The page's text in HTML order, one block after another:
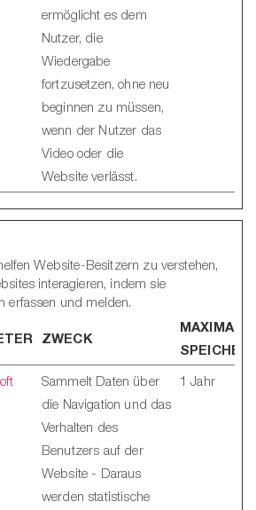
ermöglicht es dem
Nutzer, die
Wiedergabe
fortzusetzen, ohne neu
beginnen zu müssen,
wenn der Nutzer das
Video oder die
Website verlässt.
Website-Besitzern zu verstehen,
interagieren, indem sie
erfassen und melden.
ZWECK
MAXIMALE
Sammelt Daten über
die Navigation und das
Verhalten des
Benutzers auf der
Website - Daraus
werden statistische
1 Jahr